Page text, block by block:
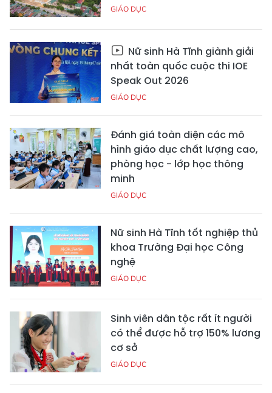
GIÁO DỤC
Nữ sinh Hà Tĩnh giành giải
nhất toàn quốc cuộc thi IOE
Speak Out 2026
GIÁO DỤC
Đánh giá toàn diện các mô
hình giáo dục chất lượng cao,
phòng học - lớp học thông
minh
GIÁO DỤC
Nữ sinh Hà Tĩnh tốt nghiệp thủ
khoa Trường Đại học Công
nghệ
GIÁO DỤC
Sinh viên dân tộc rất ít người
có thể được hỗ trợ 150% lương
cơ sở
GIÁO DỤC